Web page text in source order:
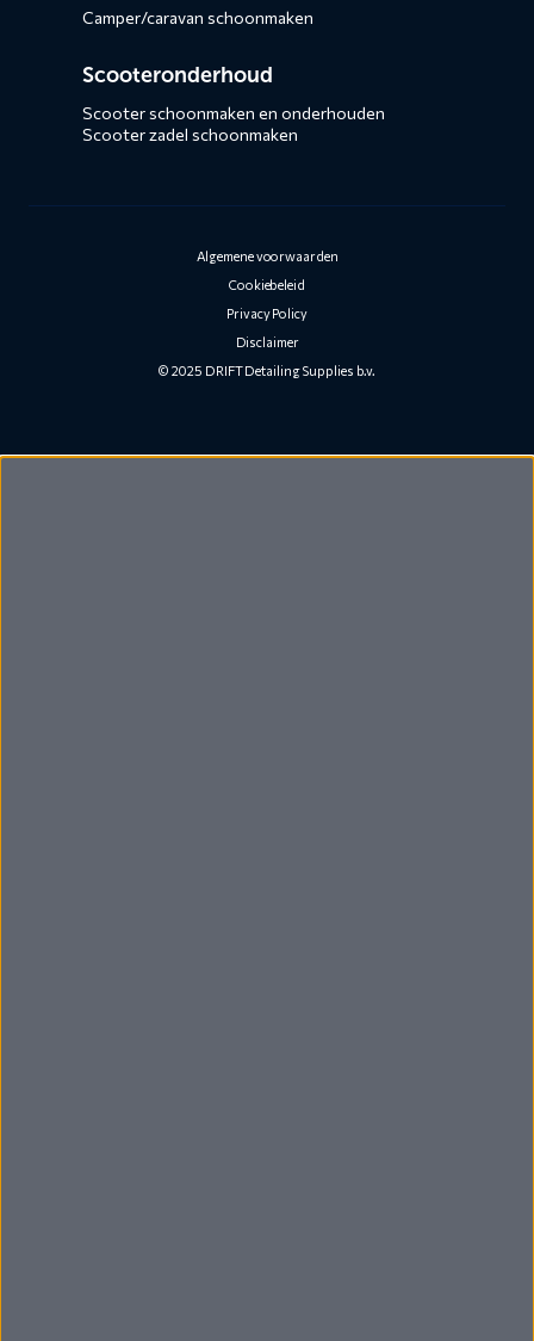
Camper/caravan schoonmaken
Scooteronderhoud
Scooter schoonmaken en onderhouden
Scooter zadel schoonmaken
Algemene voorwaarden
Cookiebeleid
Privacy Policy
Disclaimer
© 2025 DRIFT Detailing Supplies b.v.